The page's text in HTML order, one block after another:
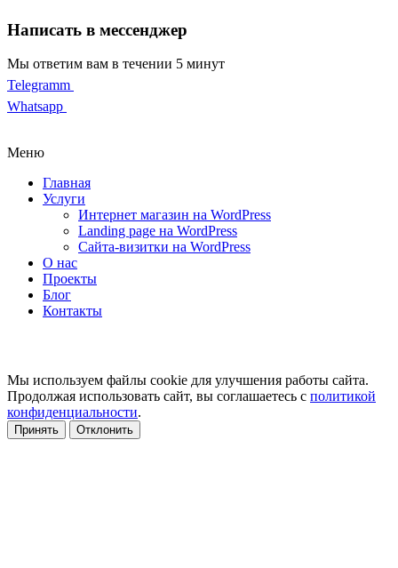
Написать в мессенджер
Мы ответим вам в течении 5 минут
Telegramm
Whatsapp
Меню
Главная
Услуги
Интернет магазин на WordPress
Landing page на WordPress
Сайта-визитки на WordPress
О нас
Проекты
Блог
Контакты
Мы используем файлы cookie для улучшения работы сайта.
Продолжая использовать сайт, вы соглашаетесь с политикой
конфиденциальности.
Принять Отклонить